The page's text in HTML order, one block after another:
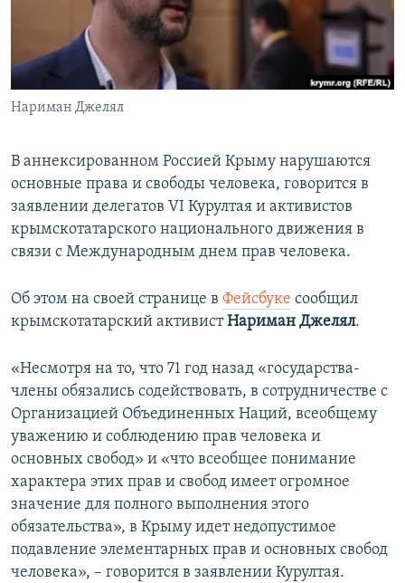
ПОБЕДИТЕЛЕЙ НЕ СУДЯТ?
КРЫМ.НЕПОКОРЕННЫЙ
УКРАИНСКАЯ ПРОБЛЕМА КРЫМА
ПРИСОЕДИНЯЙТЕСЬ!
Нариман Джелял
В аннексированном Россией Крыму нарушаются
основные права и свободы человека, говорится в
заявлении делегатов VI Курултая и активистов
крымскотатарского национального движения в
связи с Международным днем прав человека.
Об этом на своей странице в Фейсбуке сообщил
крымскотатарский активистНариман Джелял.
«Несмотря на то, что 71 год назад «государства-
члены обязались содействовать, в сотрудничестве с
Организацией Объединенных Наций, всеобщему
уважению и соблюдению прав человека и
основных свобод» и «что всеобщее понимание
характера этих прав и свобод имеет огромное
значение для полного выполнения этого
обязательства», в Крыму идет недопустимое
подавление элементарных прав и основных свобод
человека», – говорится в заявлении Курултая.